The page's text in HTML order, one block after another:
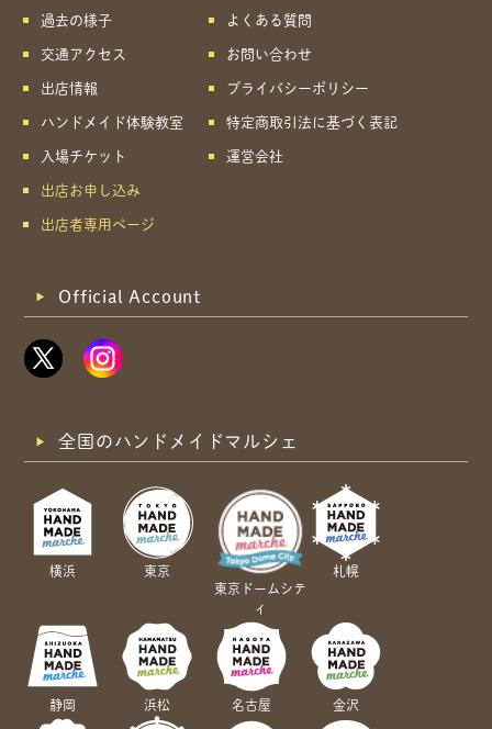
過去の様子
交通アクセス
出店情報
ハンドメイド体験教室
入場チケット
出店お申し込み
出店者専用ページ
よくある質問
お問い合わせ
プライバシーポリシー
特定商取引法に基づく表記
運営会社
Official Account
全国のハンドメイドマルシェ
横浜
東京
東京ドームシテ
ィ
札幌
静岡 浜松 名古屋 金沢